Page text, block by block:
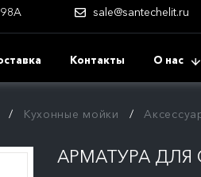
sale@santechelit.ru
Контакты О нас
Кухонные мойки
АРМАТУРА ДЛЯ